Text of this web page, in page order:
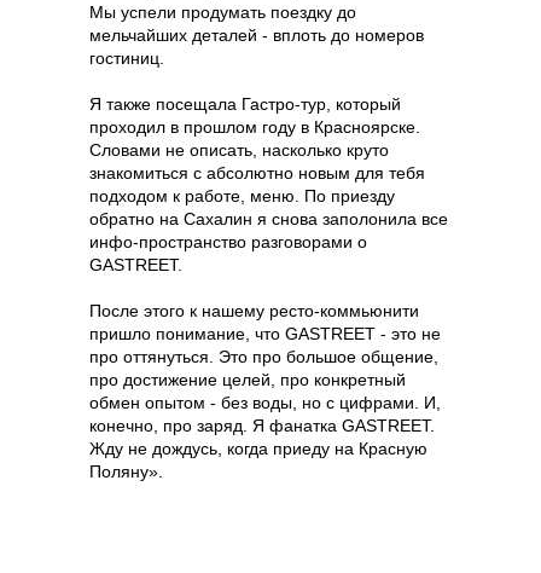
Мы успели продумать поездку до
мельчайших деталей - вплоть до номеров
гостиниц.
Я также посещала Гастро-тур, который
проходил в прошлом году в Красноярске.
Словами не описать, насколько круто
знакомиться с абсолютно новым для тебя
подходом к работе, меню. По приезду
обратно на Сахалин я снова заполонила все
инфо-пространство разговорами о
GASTREET.
После этого к нашему ресто-коммьюнити
пришло понимание, что GASTREET - это не
про оттянуться. Это про большое общение,
про достижение целей, про конкретный
обмен опытом - без воды, но с цифрами. И,
конечно, про заряд. Я фанатка GASTREET.
Жду не дождусь, когда приеду на Красную
Поляну».